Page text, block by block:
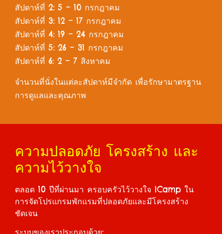
สัปดาห์ที่ 2: 5 – 10 กรกฎาคม
สัปดาห์ที่ 3: 12 – 17 กรกฎาคม
สัปดาห์ที่ 4: 19 – 24 กรกฎาคม
สัปดาห์ที่ 5: 26 – 31 กรกฎาคม
สัปดาห์ที่ 6: 2 – 7 สิงหาคม
จำนวนที่นั่งในแต่ละสัปดาห์มีจำกัด เพื่อรักษามาตรฐาน
การดูแลและคุณภาพ
ความปลอดภัย โครงสร้าง และ
ความไว้วางใจ
ตลอด 10 ปีที่ผ่านมา ครอบครัวไว้วางใจ iCamp ใน
การจัดโปรแกรมพักแรมที่ปลอดภัยและมีโครงสร้าง
ชัดเจน